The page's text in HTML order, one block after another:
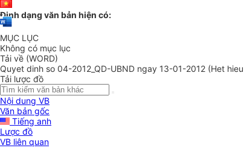
Định dạng văn bản hiện có:
MỤC LỤC
Không có mục lục
Tải về (WORD)
Quyet dinh so 04-2012_QD-UBND ngay 13-01-2012 (Het
Tải lược đồ
Nội dung VB
Văn bản gốc
Tiếng anh
Lược đồ
VB liên quan